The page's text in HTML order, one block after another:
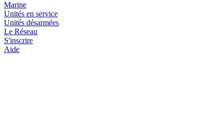
Marine
Unités en service
Unités désarmées
Le Réseau
S'inscrire
Aide